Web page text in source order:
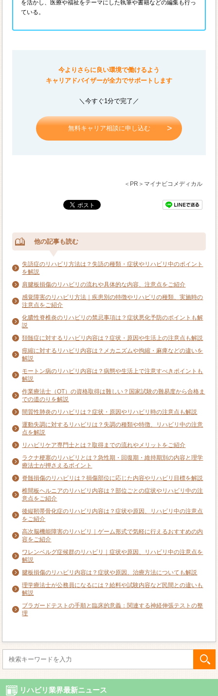
を活かし、医療や福祉をテーマにした執筆や書籍などの編集も行っ
ている。
今よりさらに良い環境で働けるよう
キャリアドバイザーが全力でサポートします
＼今すぐ1分で完了／
無料キャリア相談に申し込む
＜PR＞マイナビコメディカル
他の記事も読む
失語症のリハビリ方法は？失語の種類・症状やリハビリ中のポイント
を解説
肩腱板損傷のリハビリの流れや具体的な内容、注意点をご紹介
感覚障害のリハビリ方法｜疾患別の特徴やリハビリの種類、実施時の
注意点をご紹介
化膿性脊椎炎のリハビリの禁忌事項は？症状悪化予防のポイントも解
説
頚髄症に対するリハビリ内容は？症状・原因や生活上の注意点も解説
痙縮に対するリハビリ内容は？メカニズムや拘縮・麻痺などの違いを
解説
モートン病のリハビリ内容は？病態や生活上で注意すべきポイントも
解説
作業療法士（OT）の資格取得は難しい？国家試験の難易度から合格ま
での道のりを解説
間質性肺炎のリハビリは？症状・原因やリハビリ時の注意点も解説
運動失調に対するリハビリは？失調の種類や特徴、リハビリ中の注意
点を解説
リハビリケア専門士とは？取得までの流れやメリットをご紹介
ラクナ梗塞のリハビリとは？急性期・回復期・維持期別の内容と理学
療法士が押さえるポイント
脊髄損傷のリハビリは？損傷部位に応じた内容やリハビリ目標を解説
椎間板ヘルニアのリハビリ内容は？部位ごとの症状やリハビリ中の注
意点をご紹介
後縦靭帯骨化症のリハビリ内容は？症状や原因、リハビリ中の注意点
をご紹介
高次脳機能障害のリハビリ｜ゲーム形式で気軽に行えるおすすめの内
容をご紹介
ワレンベルグ症候群のリハビリ｜症状や原因、リハビリ中の注意点を
解説
腱板損傷のリハビリ内容は？症状や原因、治療方法についても解説
理学療法士が公務員になるには？給料や試験内容など民間との違いも
解説
ブラガードテストの手順と臨床的意義：関連する神経伸張テストの整
理
リハビリ業界最新ニュース